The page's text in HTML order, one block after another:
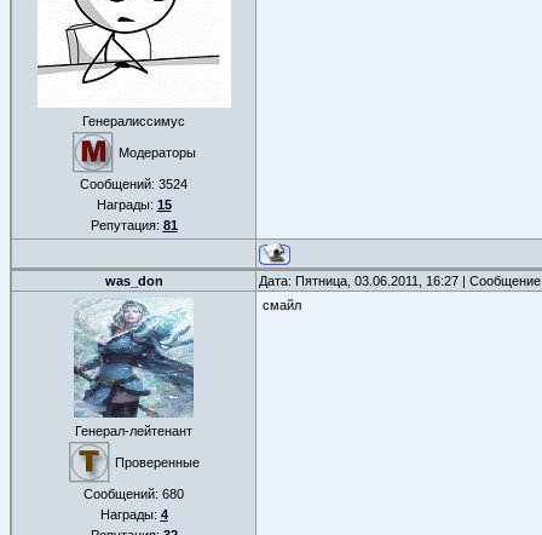
Генералиссимус
Модераторы
Сообщений: 3524
Награды: 15
Репутация: 81
was_don Дата: Пятница, 03.06.2011, 16:27 |
Генерал-лейтенант
Проверенные
Сообщений: 680
Награды: 4
смайл